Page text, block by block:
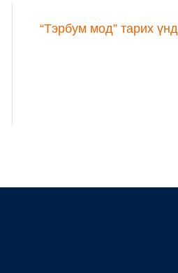
“Тэрбум мод” тарих